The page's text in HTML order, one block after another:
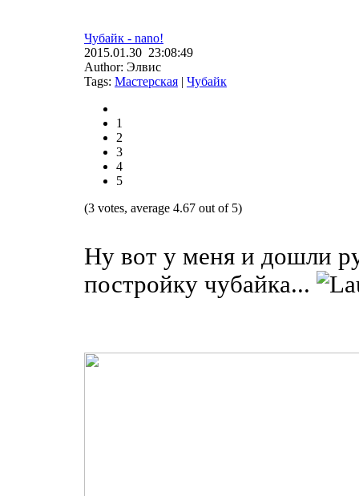
Чубайк - nano!
2015.01.30 23:08:49
Author: Элвис
Tags: Мастерская | Чубайк
1
2
3
4
5
(3 votes, average 4.67 out of 5)
Ну вот у меня и дошли
постройку чубайка...